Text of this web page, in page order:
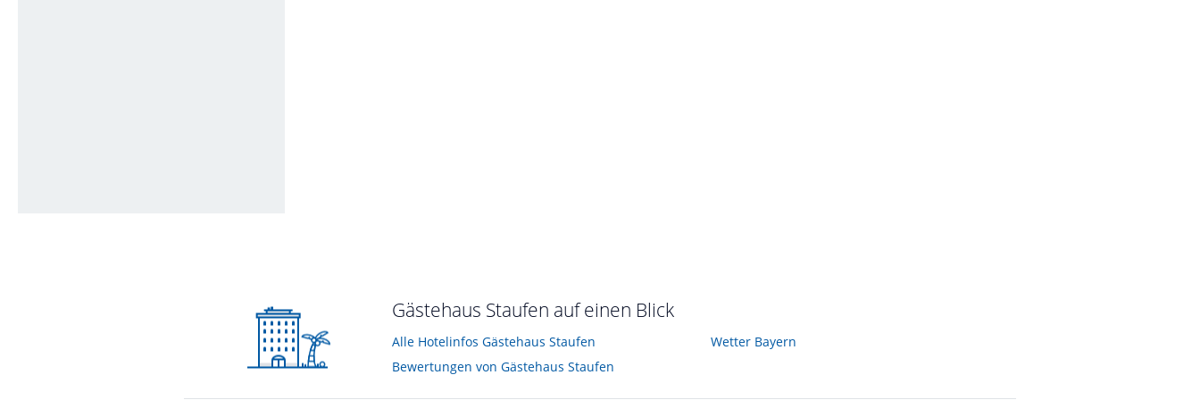
Gästehaus Staufen auf einen Blick
Alle Hotelinfos Gästehaus Staufen
Bewertungen von Gästehaus Staufen
Wetter Bayern